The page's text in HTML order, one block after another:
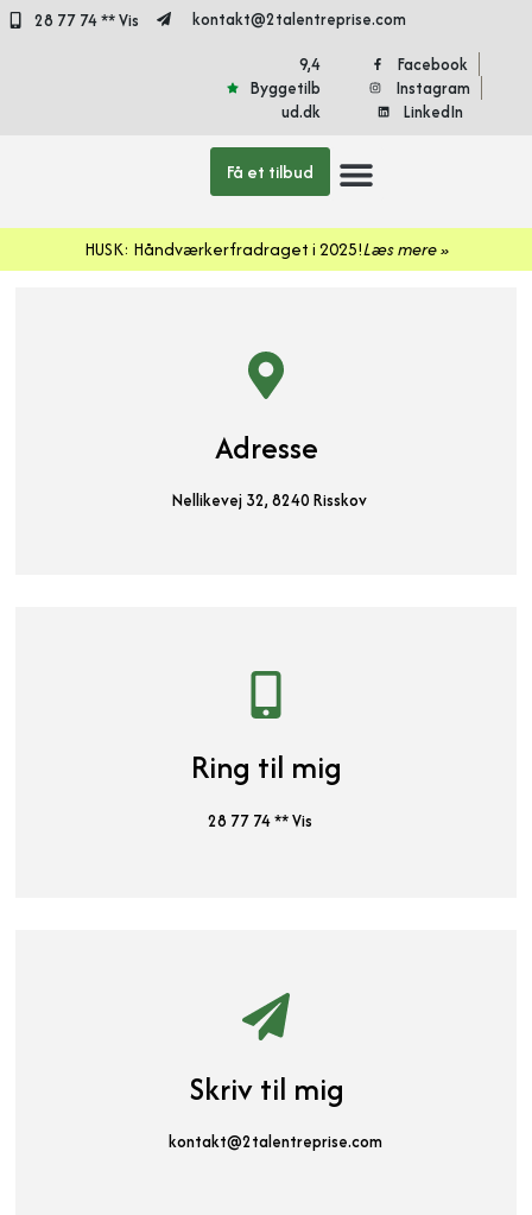
28 77 74 ** Vis
kontakt@2talentreprise.com
9,4
Byggetilb
ud.dk
Facebook
Instagram
LinkedIn
Få et tilbud
HUSK: Håndværkerfradraget i 2025!Læs mere »
Adresse
Nellikevej 32, 8240 Risskov
Ring til mig
28 77 74 ** Vis
Skriv til mig
kontakt@2talentreprise.com